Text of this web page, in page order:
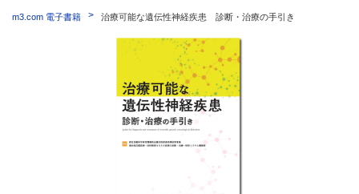
m3.com 電子書籍 治療可能な遺伝性神経疾患 診断・治療の手引き